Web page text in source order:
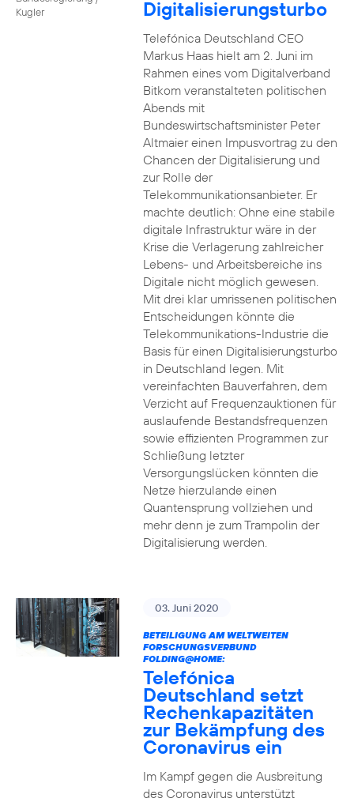
Kugler
Digitalisierungsturbo
Telefónica Deutschland CEO
Markus Haas hielt am 2. Juni im
Rahmen eines vom Digitalverband
Bitkom veranstalteten politischen
Abends mit
Bundeswirtschaftsminister Peter
Altmaier einen Impusvortrag zu den
Chancen der Digitalisierung und
zur Rolle der
Telekommunikationsanbieter. Er
machte deutlich: Ohne eine stabile
digitale Infrastruktur wäre in der
Krise die Verlagerung zahlreicher
Lebens- und Arbeitsbereiche ins
Digitale nicht möglich gewesen.
Mit drei klar umrissenen politischen
Entscheidungen könnte die
Telekommunikations-Industrie die
Basis für einen Digitalisierungsturbo
in Deutschland legen. Mit
vereinfachten Bauverfahren, dem
Verzicht auf Frequenzauktionen für
auslaufende Bestandsfrequenzen
sowie effizienten Programmen zur
Schließung letzter
Versorgungslücken könnten die
Netze hierzulande einen
Quantensprung vollziehen und
mehr denn je zum Trampolin der
Digitalisierung werden.
03. Juni 2020
BETEILIGUNG AM WELTWEITEN
FORSCHUNGSVERBUND
FOLDING@HOME:
Telefónica
Deutschland setzt
Rechenkapazitäten
zur Bekämpfung des
Coronavirus ein
Im Kampf gegen die Ausbreitung
des Coronavirus unterstützt